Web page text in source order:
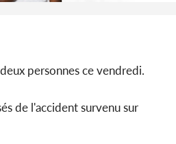
personnes ce vendredi.
de l'accident survenu sur
Amadou Oury Bah